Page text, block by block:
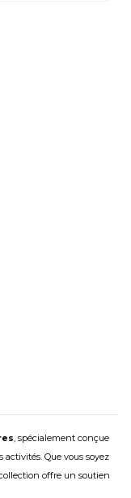
, spécialement conçue
activités. Que vous soyez
offre un soutien